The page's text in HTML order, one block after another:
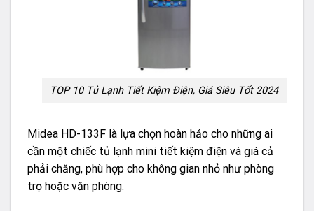
TOP 10 Tủ Lạnh Tiết Kiệm Điện, Giá Siêu Tốt 2024
Midea HD-133F là lựa chọn hoàn hảo cho những ai
cần một chiếc tủ lạnh mini tiết kiệm điện và giá cả
phải chăng, phù hợp cho không gian nhỏ như phòng
trọ hoặc văn phòng.